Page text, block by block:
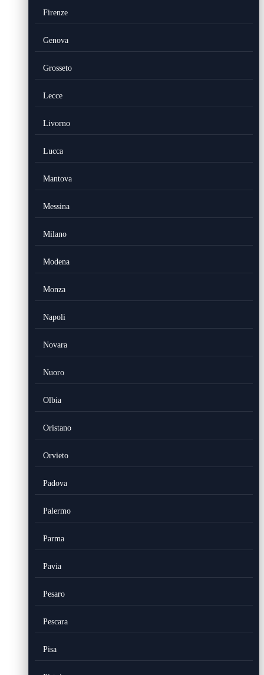
Firenze
Genova
Grosseto
Lecce
Livorno
Lucca
Mantova
Messina
Milano
Modena
Monza
Napoli
Novara
Nuoro
Olbia
Oristano
Orvieto
Padova
Palermo
Parma
Pavia
Pesaro
Pescara
Pisa